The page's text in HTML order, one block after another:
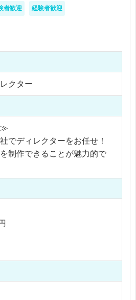
者歓迎 経験者歓迎
クター
≫
でディレクターをお任せ！
制作できることが魅力的で
合せ
ュール管理
ターとの打合せ